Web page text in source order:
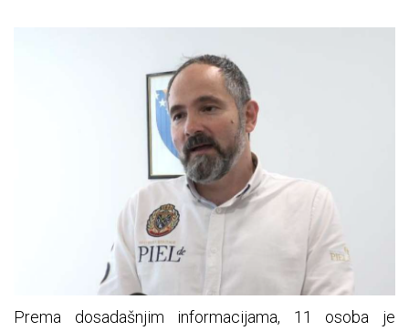
Prema dosadašnjim informacijama, 11 osoba je